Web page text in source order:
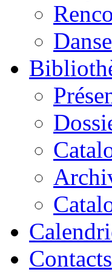
Danse
Contacts